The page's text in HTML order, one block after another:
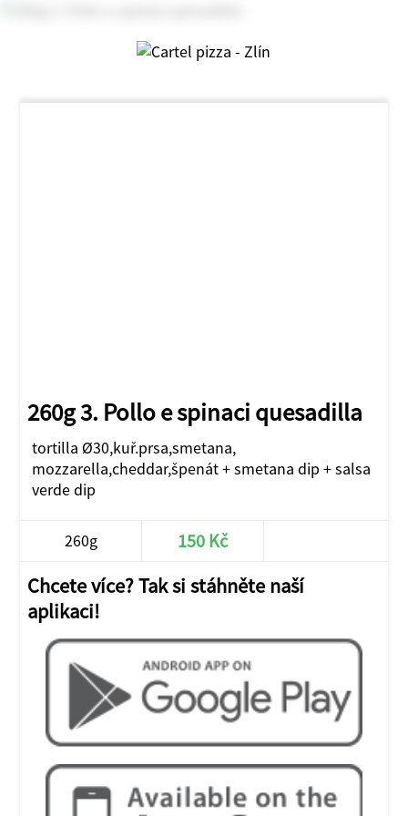
260g 3. Pollo e spinaci quesadilla
tortilla Ø30,kuř.prsa,smetana,
mozzarella,cheddar,špenát + smetana dip + salsa
verde dip
260g 150 Kč
Chcete více? Tak si stáhněte naší
aplikaci!